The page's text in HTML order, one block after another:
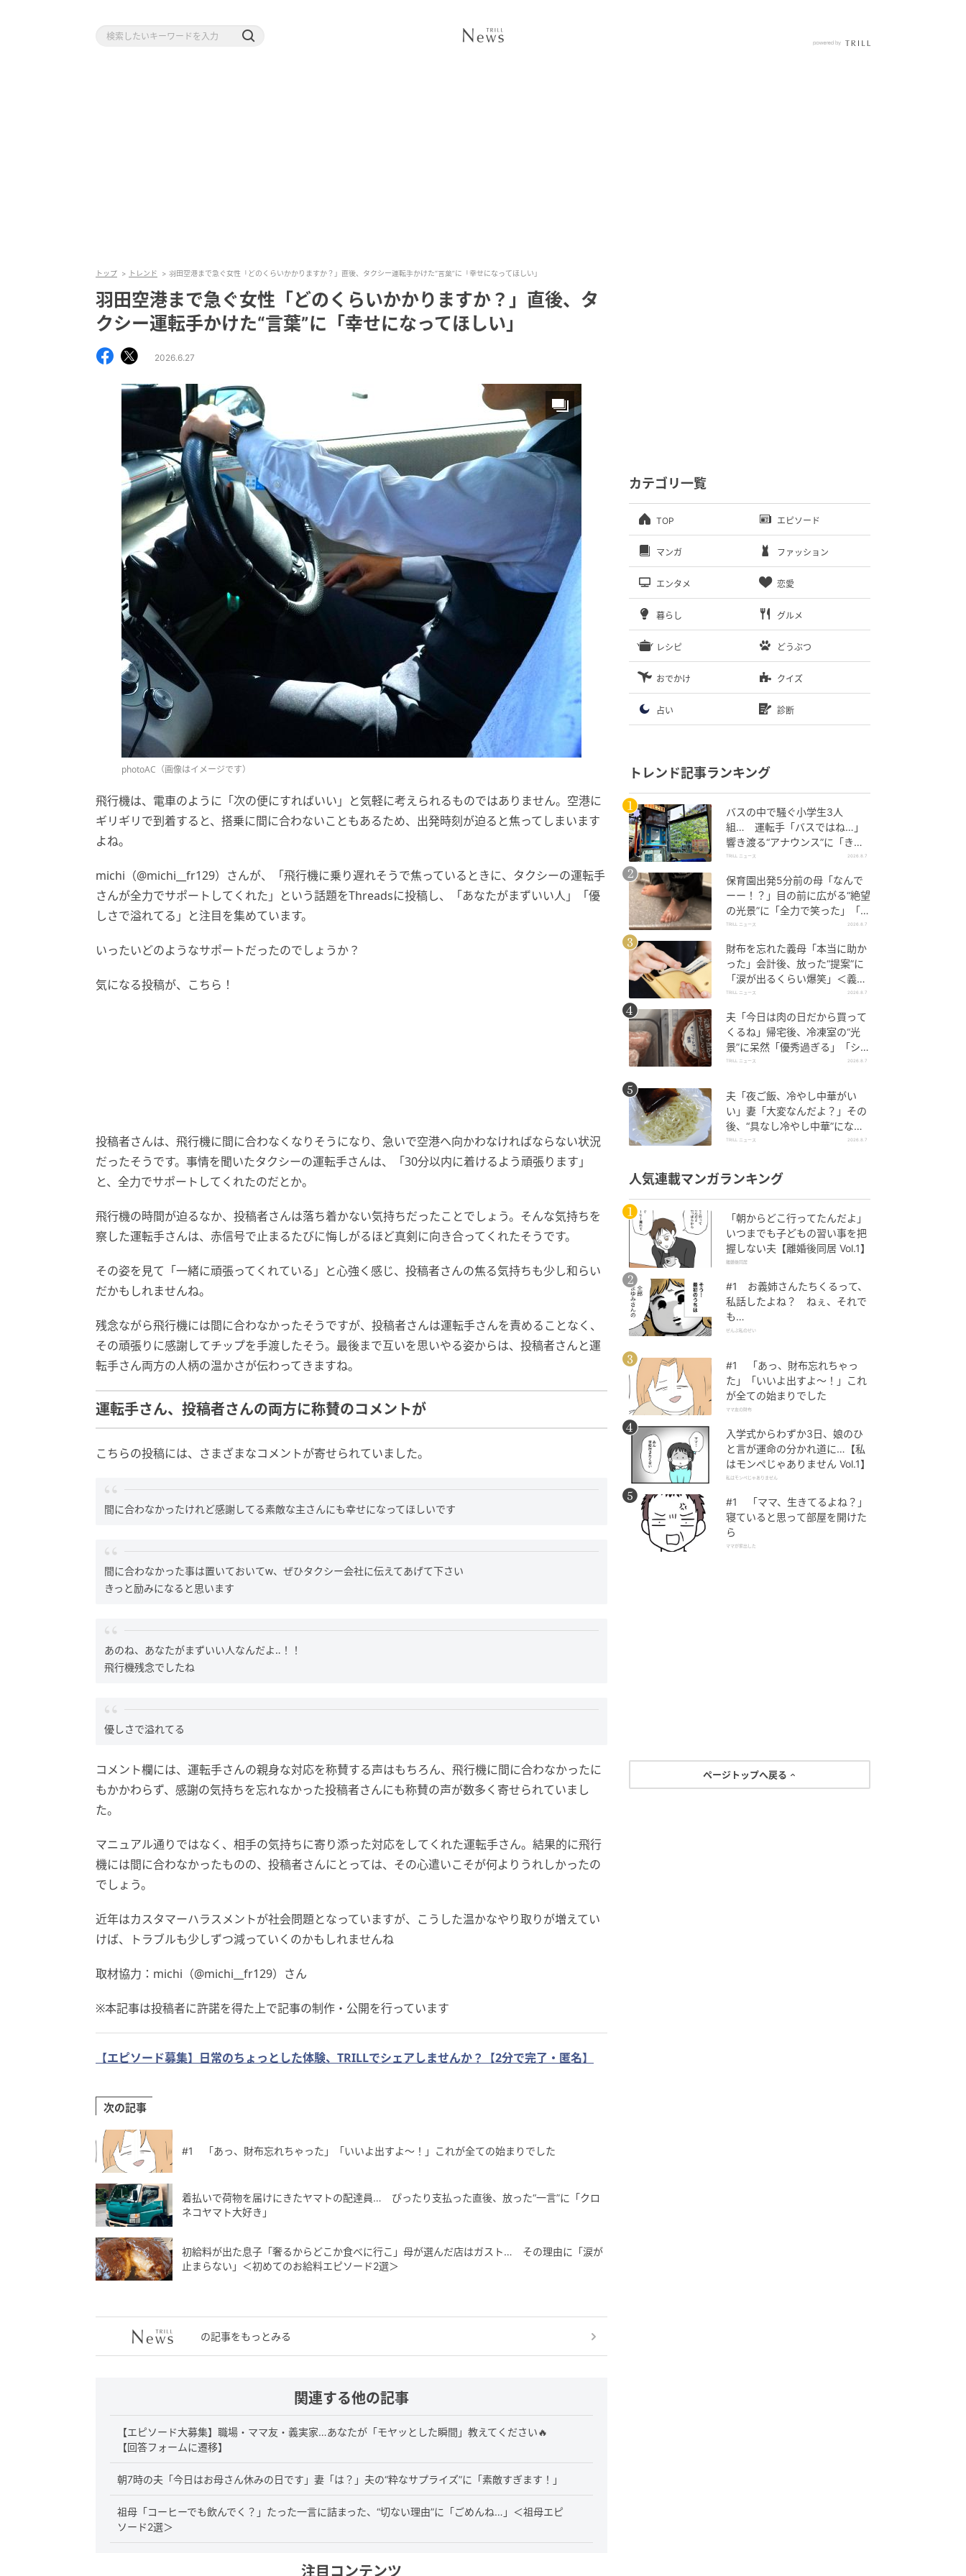
トップ トレンド 羽田空港まで急ぐ女性「どのくらいかかりますか？」直後、タクシー運転手かけた“言葉”に「幸せになってほしい」
羽田空港まで急ぐ女性「どのくらいかかりますか？」直後、タ
クシー運転手かけた“言葉”に「幸せになってほしい」
2026.6.27
photoAC（画像はイメージです）
飛行機は、電車のように「次の便にすればいい」と気軽に考えられるものではありません。空港に
ギリギリで到着すると、搭乗に間に合わないこともあるため、出発時刻が迫ると焦ってしまいます
よね。
michi（@michi__fr129）さんが、「飛行機に乗り遅れそうで焦っているときに、タクシーの運転手
さんが全力でサポートしてくれた」という話題をThreadsに投稿し、「あなたがまずいい人」「優
しさで溢れてる」と注目を集めています。
いったいどのようなサポートだったのでしょうか？
気になる投稿が、こちら！
投稿者さんは、飛行機に間に合わなくなりそうになり、急いで空港へ向かわなければならない状況
だったそうです。事情を聞いたタクシーの運転手さんは、「30分以内に着けるよう頑張ります」
と、全力でサポートしてくれたのだとか。
飛行機の時間が迫るなか、投稿者さんは落ち着かない気持ちだったことでしょう。そんな気持ちを
察した運転手さんは、赤信号で止まるたびに悔しがるほど真剣に向き合ってくれたそうです。
その姿を見て「一緒に頑張ってくれている」と心強く感じ、投稿者さんの焦る気持ちも少し和らい
だかもしれませんね。
残念ながら飛行機には間に合わなかったそうですが、投稿者さんは運転手さんを責めることなく、
その頑張りに感謝してチップを手渡したそう。最後まで互いを思いやる姿からは、投稿者さんと運
転手さん両方の人柄の温かさが伝わってきますね。
運転手さん、投稿者さんの両方に称賛のコメントが
こちらの投稿には、さまざまなコメントが寄せられていました。
間に合わなかったけれど感謝してる素敵な主さんにも幸せになってほしいです
間に合わなかった事は置いておいてw、ぜひタクシー会社に伝えてあげて下さい
きっと励みになると思います
あのね、あなたがまずいい人なんだよ‥！！
飛行機残念でしたね
優しさで溢れてる
コメント欄には、運転手さんの親身な対応を称賛する声はもちろん、飛行機に間に合わなかったに
もかかわらず、感謝の気持ちを忘れなかった投稿者さんにも称賛の声が数多く寄せられていまし
た。
マニュアル通りではなく、相手の気持ちに寄り添った対応をしてくれた運転手さん。結果的に飛行
機には間に合わなかったものの、投稿者さんにとっては、その心遣いこそが何よりうれしかったの
でしょう。
近年はカスタマーハラスメントが社会問題となっていますが、こうした温かなやり取りが増えてい
けば、トラブルも少しずつ減っていくのかもしれませんね
取材協力：michi（@michi__fr129）さん
※本記事は投稿者に許諾を得た上で記事の制作・公開を行っています
【エピソード募集】日常のちょっとした体験、TRILLでシェアしませんか？【2分で完了・匿名】
次の記事
#1 「あっ、財布忘れちゃった」「いいよ出すよ〜！」これが全ての始まりでした
着払いで荷物を届けにきたヤマトの配達員… ぴったり支払った直後、放った“一言”に「クロ
ネコヤマト大好き」
初給料が出た息子「奢るからどこか食べに行こ」母が選んだ店はガスト… その理由に「涙が
止まらない」＜初めてのお給料エピソード2選＞
の記事をもっとみる
関連する他の記事
【エピソード大募集】職場・ママ友・義実家…あなたが「モヤッとした瞬間」教えてください🔥
【回答フォームに遷移】
朝7時の夫「今日はお母さん休みの日です」妻「は？」夫の“粋なサプライズ”に「素敵すぎます！」
祖母「コーヒーでも飲んでく？」たった一言に詰まった、“切ない理由”に「ごめんね…」＜祖母エピ
ソード2選＞
注目コンテンツ
カテゴリ一覧
TOP エピソード
マンガ ファッション
エンタメ 恋愛
暮らし グルメ
レシピ どうぶつ
おでかけ クイズ
占い 診断
トレンド記事ランキング
バスの中で騒ぐ小学生3人
組… 運転手「バスではね…」
響き渡る“アナウンス”に「きっ
といい経験になった」
TRILL ニュース 2026.8.7
保育園出発5分前の母「なんで
ーー！？」目の前に広がる“絶望
の光景”に「全力で笑った」「本
当にお疲れさまです」
TRILL ニュース 2026.8.7
財布を忘れた義母「本当に助か
った」会計後、放った“提案”に
「涙が出るくらい爆笑」＜義母
エピソード2選＞
TRILL ニュース 2026.8.7
夫「今日は肉の日だから買って
くるね」帰宅後、冷凍室の“光
景”に呆然「優秀過ぎる」「シゴ
デキすぎ」
TRILL ニュース 2026.8.7
夫「夜ご飯、冷やし中華がい
い」妻「大変なんだよ？」その
後、“具なし冷やし中華”になっ
たワケ
TRILL ニュース 2026.8.7
人気連載マンガランキング
「朝からどこ行ってたんだよ」
いつまでも子どもの習い事を把
握しない夫【離婚後同居 Vol.1】
離婚後同居
#1 お義姉さんたちくるって、
私話したよね？ ねぇ、それで
も…
ぜんぶ私のせい
#1 「あっ、財布忘れちゃっ
た」「いいよ出すよ〜！」これ
が全ての始まりでした
ママ友の財布
入学式からわずか3日、娘のひ
と言が運命の分かれ道に…【私
はモンペじゃありません Vol.1】
私はモンペじゃありません
#1 「ママ、生きてるよね？」
寝ていると思って部屋を開けた
ら
ママが家出した
ページトップへ戻る